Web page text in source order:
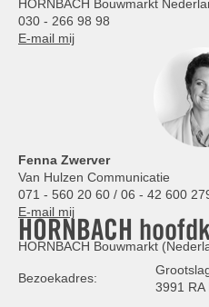
HORNBACH Bouwmarkt
030 - 266 98 98
E-mail mij
Fenna Zwerver
Van Hulzen Communicatie
071 - 560 20 60 / 06 - 42 600
E-mail mij
HORNBACH
HORNBACH Bouwmarkt
Bezoekadres:
3991 RA